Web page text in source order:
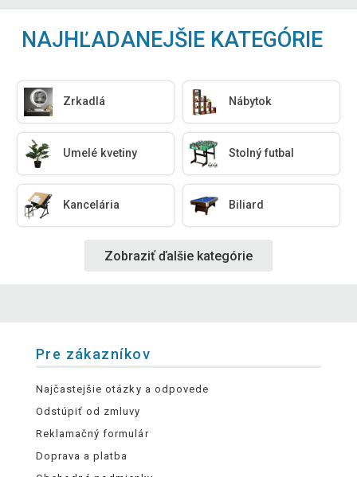
NAJHĽADANEJŠIE KATEGÓRIE
Zrkadlá Nábytok
Umelé kvetiny Stolný futbal
Kancelária Biliard
Zobraziť ďalšie kategórie
Pre zákazníkov
Najčastejšie otázky a odpovede
Odstúpiť od zmluvy
Reklamačný formulár
Doprava a platba